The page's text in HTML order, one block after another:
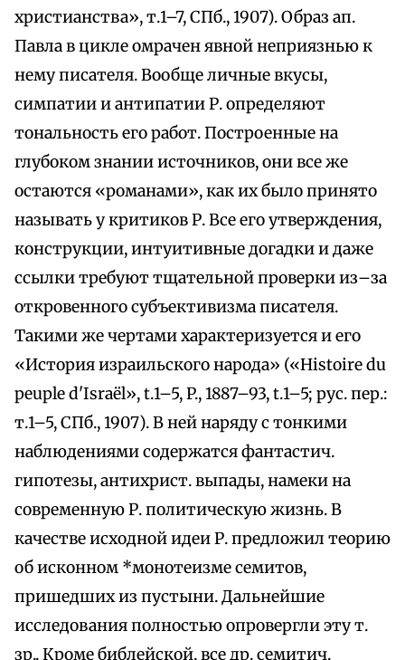
христианства», т.1–7, СПб., 1907). Образ ап.
Павла в цикле омрачен явной неприязнью к
нему писателя. Вообще личные вкусы,
симпатии и антипатии Р. определяют
тональность eгo работ. Построенные на
глубоком знании источников, они все же
остаются «романами», как их было принято
называть у критиков Р. Все его утверждения,
конструкции, интуитивные догадки и даже
ссылки требуют тщательной проверки из–за
откровенного субъективизма писателя.
Такими же чертами характеризуется и его
«История израильского нapoдa» («Histoire du
peuple d'Israёl», t.1–5, P., 1887–93, t.1–5; pyc. пер.:
т.1–5, СПб., 1907). В ней наряду с тонкими
наблюдениями содержатся фантастич.
гипотезы, антихрист. выпады, намеки на
современную Р. политическую жизнь. В
качестве исходной идеи Р. предложил теорию
об исконном *монотеизме семитов,
пришедших из пустыни. Дальнейшие
исследования полностью опровергли эту т.
зр.. Кроме библейской, все др. семитич.